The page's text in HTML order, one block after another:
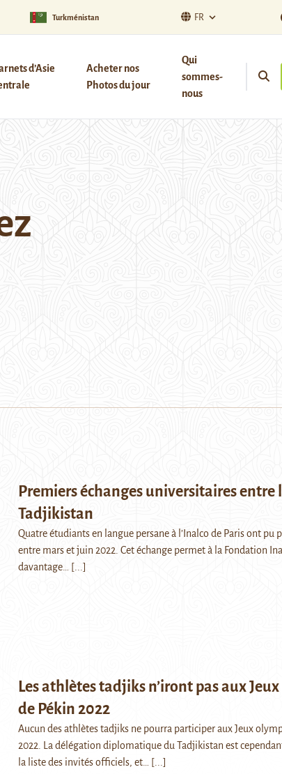
Turkménistan FR
d’Asie
Acheter nos
Photos du jour
Qui
sommes-
nous
Premiers échanges universitaires entre
Tadjikistan
Quatre étudiants en langue persane à l’Inalco de Paris ont pu
entre mars et juin 2022. Cet échange permet à la Fondation
davantage…
[...]
Les athlètes tadjiks n’iront pas aux
de Pékin 2022
Aucun des athlètes tadjiks ne pourra participer aux Jeux
2022. La délégation diplomatique du Tadjikistan est
la liste des invités officiels, et…
[...]